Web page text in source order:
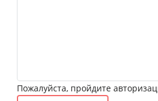
Пожалуйста, пройдите